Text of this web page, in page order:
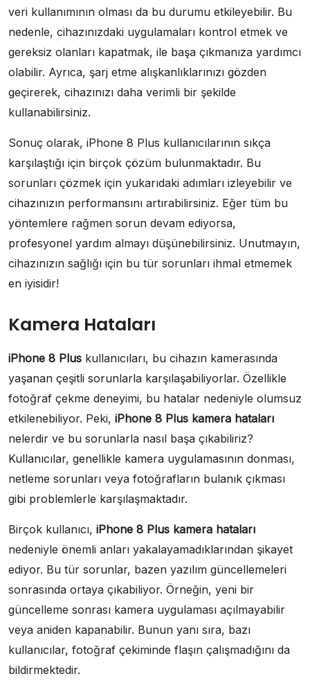
veri kullanımının olması da bu durumu etkileyebilir. Bu
nedenle, cihazınızdaki uygulamaları kontrol etmek ve
gereksiz olanları kapatmak, ile başa çıkmanıza yardımcı
olabilir. Ayrıca, şarj etme alışkanlıklarınızı gözden
geçirerek, cihazınızı daha verimli bir şekilde
kullanabilirsiniz.
Sonuç olarak, iPhone 8 Plus kullanıcılarının sıkça
karşılaştığı için birçok çözüm bulunmaktadır. Bu
sorunları çözmek için yukarıdaki adımları izleyebilir ve
cihazınızın performansını artırabilirsiniz. Eğer tüm bu
yöntemlere rağmen sorun devam ediyorsa,
profesyonel yardım almayı düşünebilirsiniz. Unutmayın,
cihazınızın sağlığı için bu tür sorunları ihmal etmemek
en iyisidir!
Kamera Hataları
iPhone 8 Plus kullanıcıları, bu cihazın kamerasında
yaşanan çeşitli sorunlarla karşılaşabiliyorlar. Özellikle
fotoğraf çekme deneyimi, bu hatalar nedeniyle olumsuz
etkilenebiliyor. Peki, iPhone 8 Plus kamera hataları
nelerdir ve bu sorunlarla nasıl başa çıkabiliriz?
Kullanıcılar, genellikle kamera uygulamasının donması,
netleme sorunları veya fotoğrafların bulanık çıkması
gibi problemlerle karşılaşmaktadır.
Birçok kullanıcı, iPhone 8 Plus kamera hataları
nedeniyle önemli anları yakalayamadıklarından şikayet
ediyor. Bu tür sorunlar, bazen yazılım güncellemeleri
sonrasında ortaya çıkabiliyor. Örneğin, yeni bir
güncelleme sonrası kamera uygulaması açılmayabilir
veya aniden kapanabilir. Bunun yanı sıra, bazı
kullanıcılar, fotoğraf çekiminde flaşın çalışmadığını da
bildirmektedir.